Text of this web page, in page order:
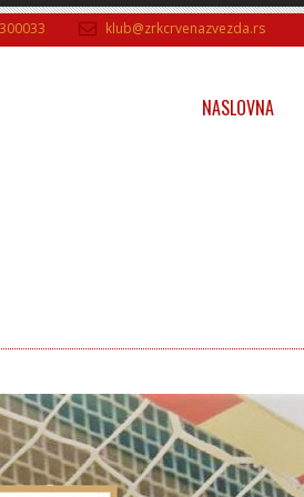
klub@zrkcrvenazvezda.rs
NASLOVNA